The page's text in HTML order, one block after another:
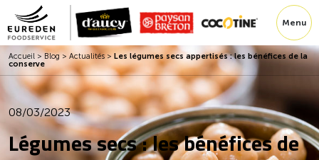
Menu
Accueil >Blog> Actualités>Les légumes secs appertisés : les bénéfices de la
conserve
08/03/2023
Légumes secs : les bénéfices de